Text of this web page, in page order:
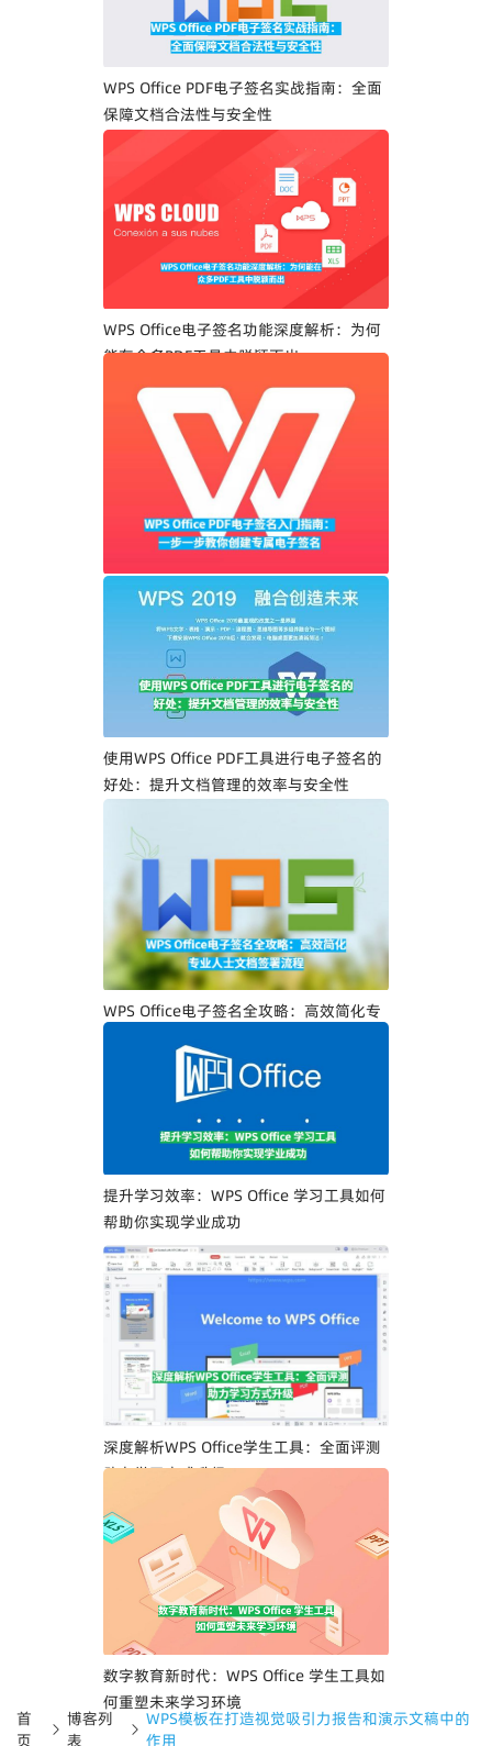
WPS Office PDF电子签名实战指南：全面
保障文档合法性与安全性
WPS Office电子签名功能深度解析：为何
能在众多PDF工具中脱颖而出
WPS Office PDF电子签名入门指南：一步
一步教你创建专属电子签名
使用WPS Office PDF工具进行电子签名的
好处：提升文档管理的效率与安全性
WPS Office电子签名全攻略：高效简化专
提升学习效率：WPS Office 学习工具如何
帮助你实现学业成功
深度解析WPS Office学生工具：全面评测
助力学习方式升级
数字教育新时代：WPS Office 学生工具如
何重塑未来学习环境
首
页
博客列
表
WPS模板在打造视觉吸引力报告和演示文稿中的
作用